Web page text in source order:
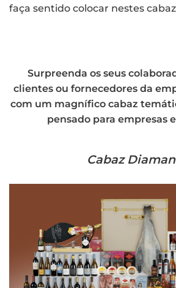
faça sentido colocar nestes
Surpreenda os seus
clientes ou fornecedores da
com um magnífico cabaz
pensado para empresas
Cabaz